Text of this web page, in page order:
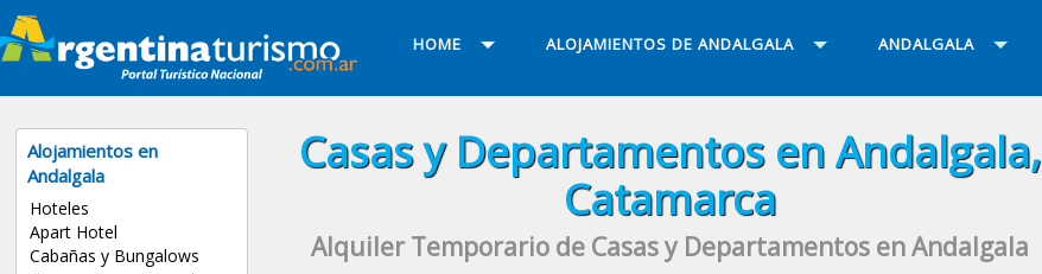
HOME ALOJAMIENTOS DE ANDALGALA ANDALGALA
Alojamientos en
Andalgala
Hoteles
Apart Hotel
Cabañas y Bungalows
Casas y Departamentos en Andalgala,
Catamarca
Alquiler Temporario de Casas y Departamentos en Andalgala